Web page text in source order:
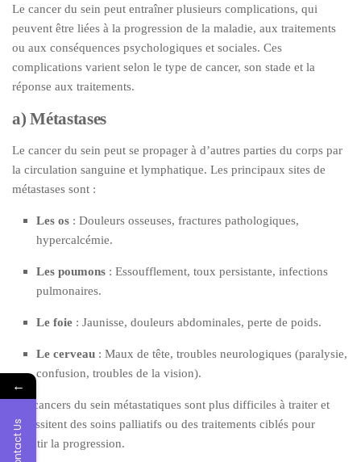
Le cancer du sein peut entraîner plusieurs complications, qui
peuvent être liées à la progression de la maladie, aux traitements
ou aux conséquences psychologiques et sociales. Ces
complications varient selon le type de cancer, son stade et la
réponse aux traitements.
a) Métastases
Le cancer du sein peut se propager à d’autres parties du corps par
la circulation sanguine et lymphatique. Les principaux sites de
métastases sont :
Les os : Douleurs osseuses, fractures pathologiques,
hypercalcémie.
Les poumons : Essoufflement, toux persistante, infections
pulmonaires.
Le foie : Jaunisse, douleurs abdominales, perte de poids.
Le cerveau : Maux de tête, troubles neurologiques (paralysie,
confusion, troubles de la vision).
Les cancers du sein métastatiques sont plus difficiles à traiter et
nécessitent des soins palliatifs ou des traitements ciblés pour
ralentir la progression.
←
Contact Us